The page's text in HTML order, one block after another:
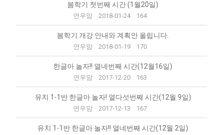
봄학기 첫번째 시간 (1월20일)
연우맘 2018-01-24 164
봄학기 개강 안내와 계획안 올립니다.
연우맘 2018-01-19 170
한글아 놀자!! 열네번째 시간(12월16일)
연우맘 2017-12-20 163
유치 1-1반 한글아 놀자! 열다섯번째 시간(12월 9일)
연우맘 2017-12-13 167
유치 1-1반 한글아 놀자!! 열네번째 시간(12월 2일)